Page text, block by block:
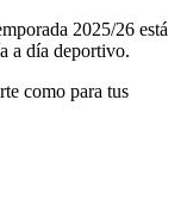
2025/26 está
a día deportivo.
como para tus